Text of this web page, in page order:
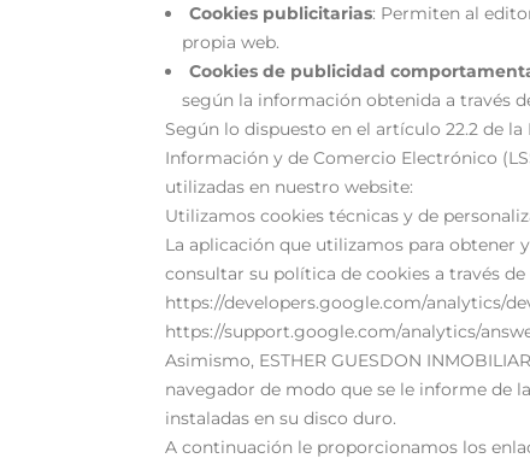
Cookies publicitarias: Permiten al
propia web.
Cookies de publicidad
según la información obtenida a través
Según lo dispuesto en el artículo 22.2 de la
Información y de Comercio Electrónico
utilizadas en nuestro website:
Utilizamos cookies técnicas y de
La aplicación que utilizamos para obtener
consultar su política de cookies a través
https://developers.google.com/analytics/
https://support.google.com/analytics/
Asimismo, ESTHER GUESDON
navegador de modo que se le informe de
instaladas en su disco duro.
A continuación le proporcionamos los